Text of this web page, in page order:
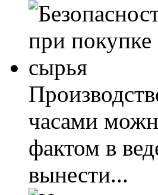
часами
фактом в
вынести...